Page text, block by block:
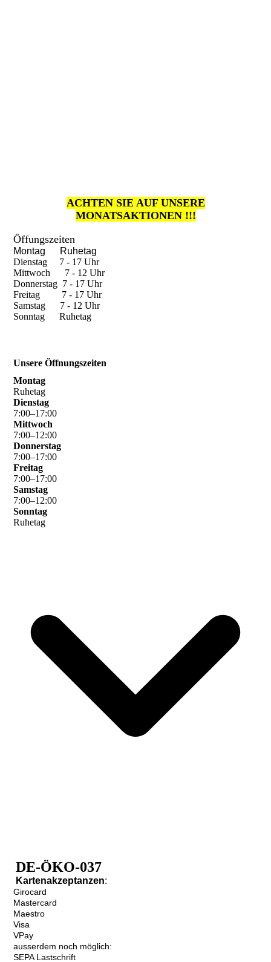
ACHTEN SIE AUF UNSERE
MONATSAKTIONEN !!!
Öffungszeiten
Montag Ruhetag
Dienstag 7 - 17 Uhr
Mittwoch 7 - 12 Uhr
Donnerstag 7 - 17 Uhr
Freitag 7 - 17 Uhr
Samstag 7 - 12 Uhr
Sonntag Ruhetag
Unsere Öffnungszeiten
Montag
Ruhetag
Dienstag
7:00–17:00
Mittwoch
7:00–12:00
Donnerstag
7:00–17:00
Freitag
7:00–17:00
Samstag
7:00–12:00
Sonntag
Ruhetag
DE-ÖKO-037
Kartenakzeptanzen:
Girocard
Mastercard
Maestro
Visa
VPay
ausserdem noch möglich:
SEPA Lastschrift